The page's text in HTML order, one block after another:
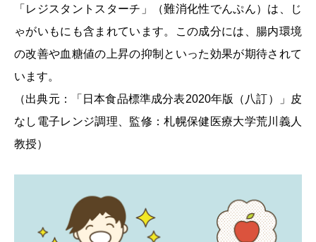
「レジスタントスターチ」（難消化性でんぷん）は、じ
ゃがいもにも含まれています。この成分には、腸内環境
の改善や血糖値の上昇の抑制といった効果が期待されて
います。
（出典元：「日本食品標準成分表2020年版（八訂）」皮
なし電子レンジ調理、監修：札幌保健医療大学荒川義人
教授）